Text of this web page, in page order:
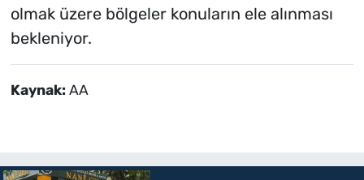
olmak üzere bölgeler konuların ele alınması
bekleniyor.
Kaynak: AA